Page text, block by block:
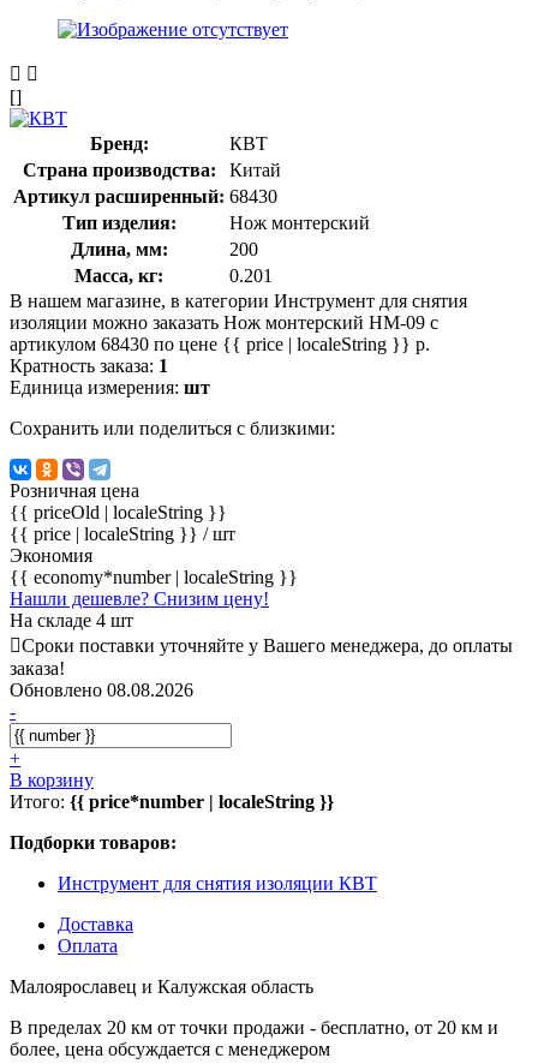
[]
Бренд:
КВТ
Страна производства:
Китай
Артикул расширенный: 68430
Тип изделия:
Нож монтерский
Длина, мм:
200
Масса, кг:
0.201
В нашем магазине, в категории Инструмент для снятия
изоляции можно заказать Нож монтерский НМ-09 с
артикулом 68430 по цене {{ price | localeString }} р.
Кратность заказа: 1
Единица измерения: шт
Сохранить или поделиться с близкими:
Розничная цена
{{ priceOld | localeString }}
{{ price | localeString }} / шт
Экономия
{{ economy*number | localeString }}
Нашли дешевле? Снизим цену!
На складе 4 шт
Сроки поставки уточняйте у Вашего менеджера, до оплаты
заказа!
Обновлено 08.08.2026
-
+
В корзину
Итого: {{ price*number | localeString }}
Подборки товаров:
Инструмент для снятия изоляции КВТ
Доставка
Оплата
Малоярославец и Калужская область
В пределах 20 км от точки продажи - бесплатно, от 20 км и
более, цена обсуждается с менеджером